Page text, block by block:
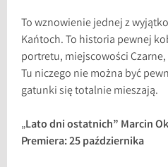
To wznowienie jednej z
Kańtoch. To historia pewnej
portretu, miejscowości
Tu niczego nie można być
gatunki się totalnie mieszają.
„Lato dni ostatnich” Marcin
Premiera: 25 października